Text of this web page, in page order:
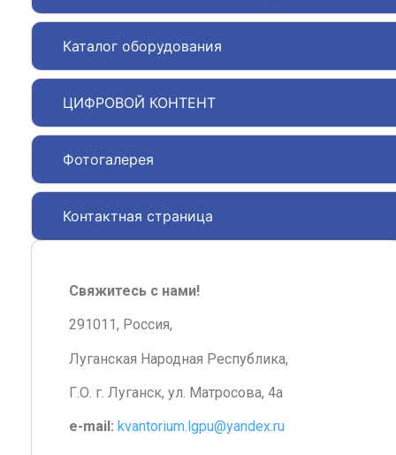
Каталог оборудования
ЦИФРОВОЙ КОНТЕНТ
Фотогалерея
Контактная страница
Свяжитесь с нами!
291011, Россия,
Луганская Народная Республика,
Г.О. г. Луганск, ул. Матросова, 4а
e-mail: kvantorium.lgpu@yandex.ru